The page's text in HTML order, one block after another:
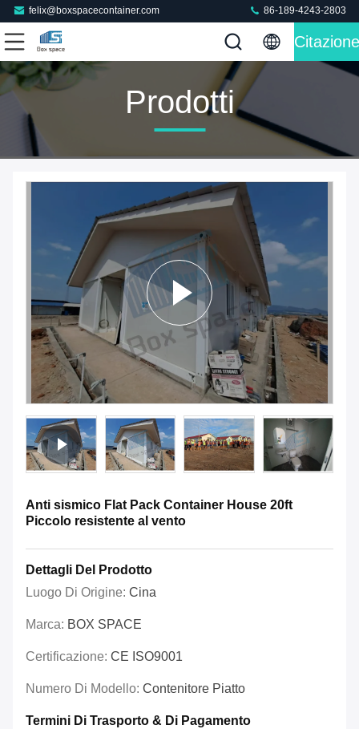
felix@boxspacecontainer.com 86-189-4243-2803
Citazione
Prodotti
Anti sismico Flat Pack Container House 20ft
Piccolo resistente al vento
Dettagli Del Prodotto
Luogo Di Origine: Cina
Marca: BOX SPACE
Certificazione: CE ISO9001
Numero Di Modello: Contenitore Piatto
Termini Di Trasporto & Di Pagamento